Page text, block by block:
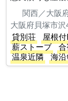
関西／大阪
大阪府貝塚市
貸別荘
屋根
薪ストーブ
温泉近隣
海